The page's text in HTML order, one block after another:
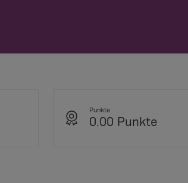
Punkte
0.00 Punkte